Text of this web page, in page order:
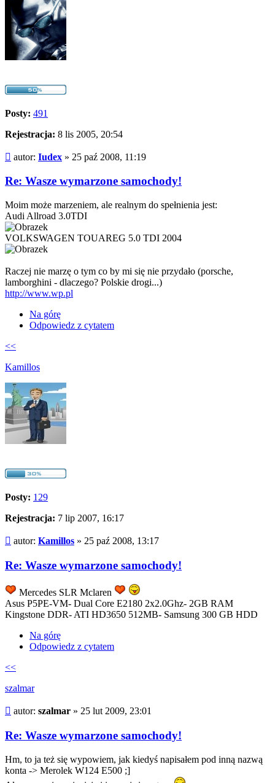
Posty: 491
Rejestracja: 8 lis 2005, 20:54
Post
autor: Iudex » 25 paź 2008, 11:19
Re: Wasze wymarzone samochody!
Moim może marzeniem, ale realnym do spełnienia jest:
Audi Allroad 3.0TDI
VOLKSWAGEN TOUAREG 5.0 TDI 2004
Raczej nie marzę o tym co by mi się nie przydało (porsche,
lamborghini - dlaczego? Polskie drogi...)
http://www.wp.pl
Na górę
Odpowiedz z cytatem
<<
Kamillos
Posty: 129
Rejestracja: 7 lip 2007, 16:17
Post
autor: Kamillos » 25 paź 2008, 13:17
Re: Wasze wymarzone samochody!
Mercedes SLR Mclaren
Asus P5PE-VM- Dual Core E2180 2x2.0Ghz- 2GB RAM
Kingstone DDR- ATI HD3650 512MB- Samsung 300 GB HDD
Na górę
Odpowiedz z cytatem
<<
szalmar
Post
autor: szalmar » 25 lut 2009, 23:01
Re: Wasze wymarzone samochody!
Hm, to ja też się wypowiem, jak kiedyś napisałem pod inną nazwą
konta -> Merolek W124 E500 ;]